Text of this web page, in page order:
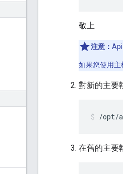
敬上
注意：
如果您使用主
對新的主要
/opt/
在舊的主要